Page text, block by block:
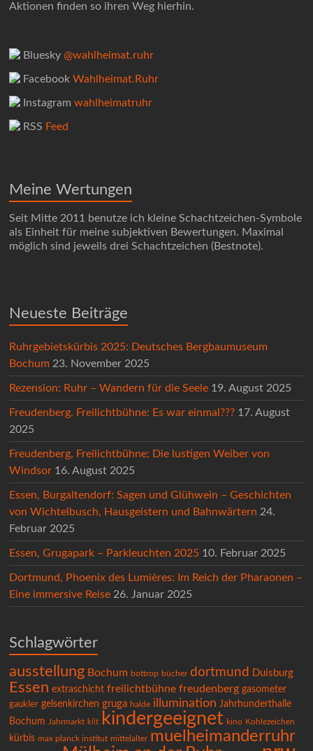
Aktionen finden so ihren Weg hierhin.
Bluesky@wahlheimat.ruhr
FacebookWahlheimat.Ruhr
Instagramwahlheimatruhr
RSS Feed
Meine Wertungen
Seit Mitte 2011 benutze ich kleine Schachtzeichen-Symbole
als Einheit für meine subjektiven Bewertungen. Maximal
möglich sind jeweils drei Schachtzeichen (Bestnote).
Neueste Beiträge
Ruhrgebietskürbis 2025: Deutsches Bergbaumuseum
Bochum 23. November 2025
Rezension: Ruhr – Wandern für die Seele 19. August 2025
Freudenberg, Freilichtbühne: Es war einmal??? 17. August
2025
Freudenberg, Freilichtbühne: Die lustigen Weiber von
Windsor 16. August 2025
Essen, Burgaltendorf: Sagen und Glühwein – Geschichten
von Wichtelbusch, Hausgeistern und Bahnwärtern 24.
Februar 2025
Essen, Grugapark – Parkleuchten 2025 10. Februar 2025
Dortmund, Phoenix des Lumières: Im Reich der Pharaonen –
Eine immersive Reise 26. Januar 2025
Schlagwörter
ausstellung Bochum bottrop bücher dortmund Duisburg
Essen extraschicht freilichtbühne freudenberg gasometer
gaukler gelsenkirchen gruga halde illumination Jahrhunderthalle
Bochum
Jahrmarkt kilt kindergeeignet kino Kohlezeichen
kürbis max planck institut mittelalter muelheimanderruhr